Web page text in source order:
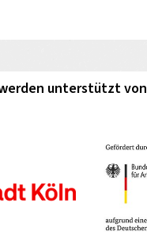
unterstützt von